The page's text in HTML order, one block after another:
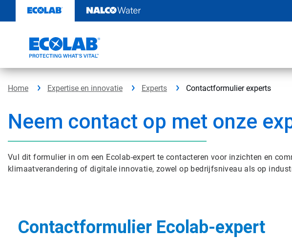
content
Home Expertise en innovatie Experts Contactformulier experts
Neem contact op met onze
Vul dit formulier in om een Ecolab-expert te contacteren voor inzichten en
klimaatverandering of digitale innovatie, zowel op bedrijfsniveau als op
Contactformulier Ecolab-expert